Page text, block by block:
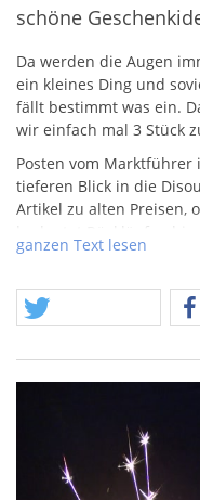
schöne
Da werden die Augen
ein kleines Ding und
fällt bestimmt was ein.
wir einfach mal 3 Stück
Posten vom
tieferen Blick in die
Artikel zu alten Preisen,
bedeutet Rückläufer,
Verpackungen möglich
Raketen Sortimenten
so ist, weisen wir
2019 heißt die Zahl um
der Regel aus diesem
ganzen Text lesen